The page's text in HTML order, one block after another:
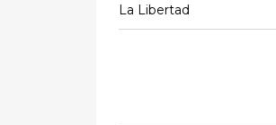
La Libertad